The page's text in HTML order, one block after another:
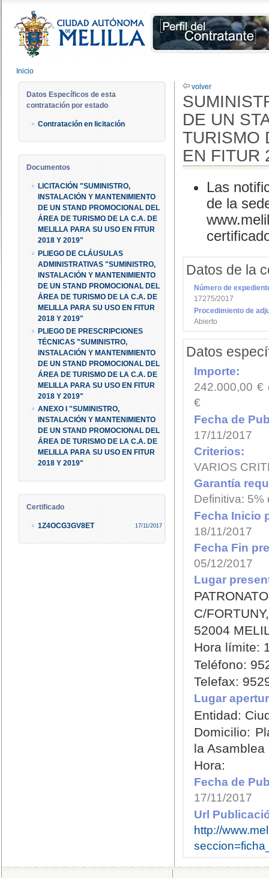
Inicio
Datos Específicos de esta
contratación por estado
Contratación en licitación
Documentos
LICITACIÓN "SUMINISTRO,
INSTALACIÓN Y MANTENIMIENTO
DE UN STAND PROMOCIONAL DEL
ÁREA DE TURISMO DE LA C.A. DE
MELILLA PARA SU USO EN FITUR
2018 Y 2019"
PLIEGO DE CLÁUSULAS
ADMINISTRATIVAS "SUMINISTRO,
INSTALACIÓN Y MANTENIMIENTO
DE UN STAND PROMOCIONAL DEL
ÁREA DE TURISMO DE LA C.A. DE
MELILLA PARA SU USO EN FITUR
2018 Y 2019"
PLIEGO DE PRESCRIPCIONES
TÉCNICAS "SUMINISTRO,
INSTALACIÓN Y MANTENIMIENTO
DE UN STAND PROMOCIONAL DEL
ÁREA DE TURISMO DE LA C.A. DE
MELILLA PARA SU USO EN FITUR
2018 Y 2019"
ANEXO I "SUMINISTRO,
INSTALACIÓN Y MANTENIMIENTO
DE UN STAND PROMOCIONAL DEL
ÁREA DE TURISMO DE LA C.A. DE
MELILLA PARA SU USO EN FITUR
2018 Y 2019"
Certificado
17/11/2017
1Z4OCG3GV8ET
volver
DE UN
TURISMO
EN FITUR
Las
de la
Datos de la
Número de
17275/2017
Procedimiento de
Abierto
Datos
Importe:
242.000,00 €
€
Fecha de
17/11/2017
Criterios:
VARIOS
Garantía
Definitiva: 5%
Fecha Inicio
18/11/2017
Fecha Fin
05/12/2017
Lugar
C/
52004
Hora límite:
Teléfono:
Telefax:
Lugar
Entidad:
Domicilio:
la Asamblea
Hora:
Fecha de
17/11/2017
Url
http://